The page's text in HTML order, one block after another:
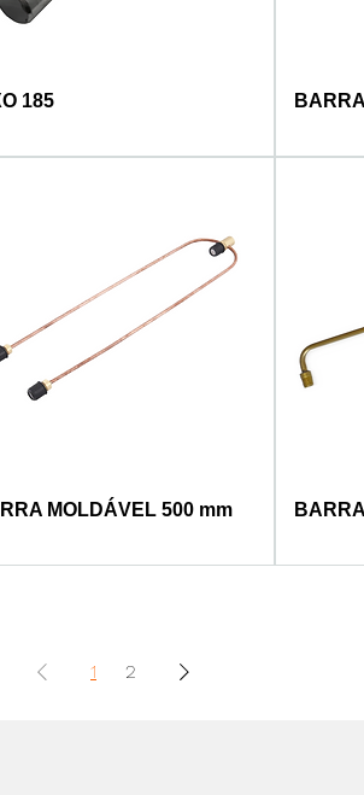
185
MOLDÁVEL 500 mm
1 2